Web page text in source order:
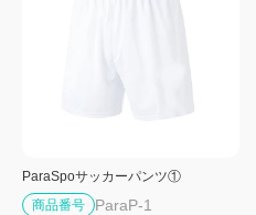
ParaSpoサッカーパンツ①
商品番号
ParaP-1